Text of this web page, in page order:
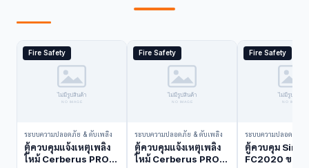
Fire Safety
ระบบความปลอดภัย & ดับเพลิง
ตู้ควบคุมแจ้งเหตุเพลิง
ไหม้ Cerberus PRO
Fire Safety
ระบบความปลอดภัย & ดับเพลิง
ตู้ควบคุมแจ้งเหตุเพลิง
ไหม้ Cerberus PRO
Fire Safety
ระบบความปลอดภัย &
ตู้ควบคุม
FC2020 ขยา